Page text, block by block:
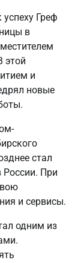
Греф
в
этой
и
новые
стал
При
и сервисы.
одним из